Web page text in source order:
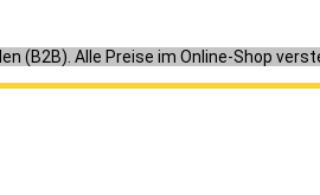
(B2B). Alle Preise im Online-Shop